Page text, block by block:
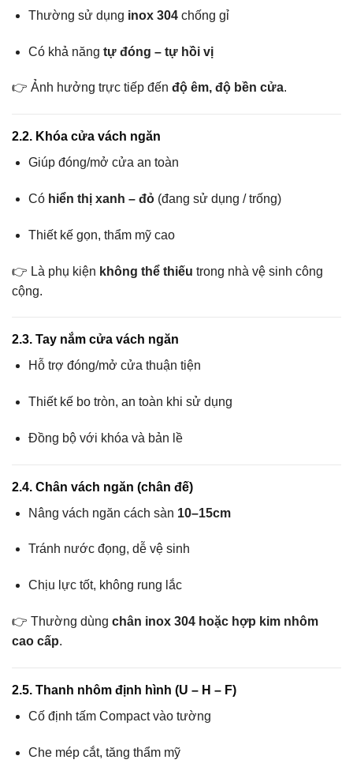
Thường sử dụng inox 304chống gỉ
Có khả năng tự đóng – tự hồi vị
👉 Ảnh hưởng trực tiếp đến độ êm, độ bền cửa.
2.2. Khóa cửa vách ngăn
Giúp đóng/mở cửa an toàn
Có hiển thị xanh – đỏ(đang sử dụng / trống)
Thiết kế gọn, thẩm mỹ cao
👉 Là phụ kiện không thể thiếu trong nhà vệ sinh công
cộng.
2.3. Tay nắm cửa vách ngăn
Hỗ trợ đóng/mở cửa thuận tiện
Thiết kế bo tròn, an toàn khi sử dụng
Đồng bộ với khóa và bản lề
2.4. Chân vách ngăn (chân đế)
Nâng vách ngăn cách sàn 10–15cm
Tránh nước đọng, dễ vệ sinh
Chịu lực tốt, không rung lắc
👉 Thường dùng chân inox 304 hoặc hợp kim nhôm
cao cấp.
2.5. Thanh nhôm định hình (U – H – F)
Cố định tấm Compact vào tường
Che mép cắt, tăng thẩm mỹ